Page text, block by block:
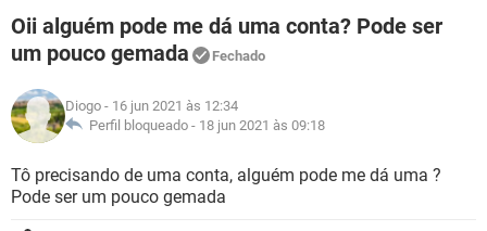
INSTAGRAM GMAIL
GUIA DE COMPRAS
OUTLOOK
GUIA DE COMPRAS
JOGOS WHATSAPP
CELULAR FACEBOOK
OUTLOOK
INSTAGRAM
GUIA DE COMPRAS
FÓRUM
CELULAR FACEBOOK
INSTAGRAM
GLOSSÁRIO
JOGOS
CELULAR FACEBOOK
Oii alguém pode me dá uma conta? Pode ser
um pouco gemada
Fechado
Diogo - 16 jun 2021 às 12:34
Perfil bloqueado - 18 jun 2021 às 09:18
Tô precisando de uma conta, alguém pode me dá uma ?
Pode ser um pouco gemada